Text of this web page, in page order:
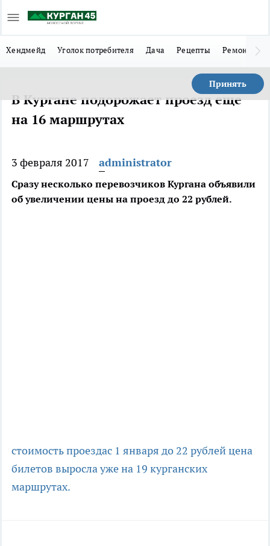
Хендмейд Уголок потребителя Дача Рецепты Ремонт
Принять
В Кургане подорожает проезд еще
на 16 маршрутах
3 февраля 2017 administrator
Сразу несколько перевозчиков Кургана объявили
об увеличении цены на проезд до 22 рублей.
стоимость проездас 1 января до 22 рублей цена
билетов выросла уже на 19 курганских
маршрутах.